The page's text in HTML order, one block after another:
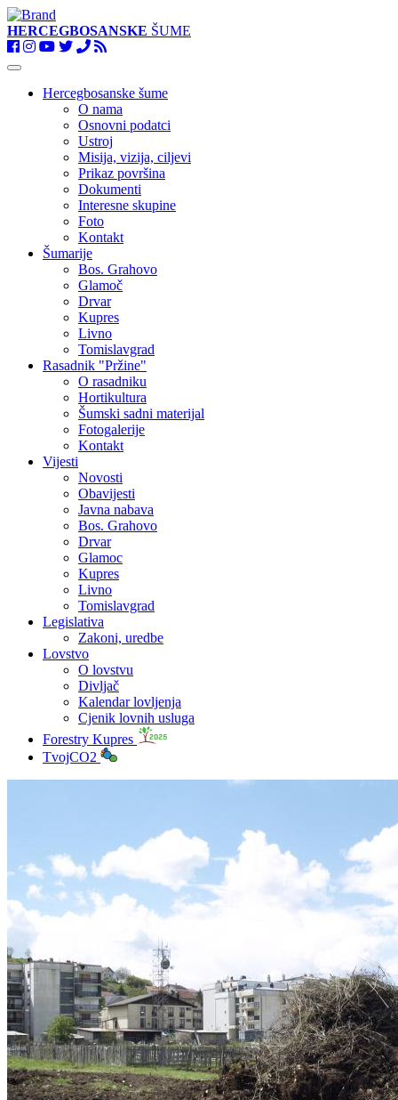
HERCEGBOSANSKE ŠUME
Toggle
navigationHercegbosanske šume
O nama
Osnovni podatci
Ustroj
Misija, vizija, ciljevi
Prikaz površina
Dokumenti
Interesne skupine
Foto
Kontakt
Šumarije
Bos. Grahovo
Glamoč
Drvar
Kupres
Livno
Tomislavgrad
Rasadnik "Pržine"
O rasadniku
Hortikultura
Šumski sadni materijal
Fotogalerije
Kontakt
Vijesti
Novosti
Obavijesti
Javna nabava
Bos. Grahovo
Drvar
Glamoc
Kupres
Livno
Tomislavgrad
Legislativa
Zakoni, uredbe
Lovstvo
O lovstvu
Divljač
Kalendar lovljenja
Cjenik lovnih usluga
Forestry Kupres
TvojCO2